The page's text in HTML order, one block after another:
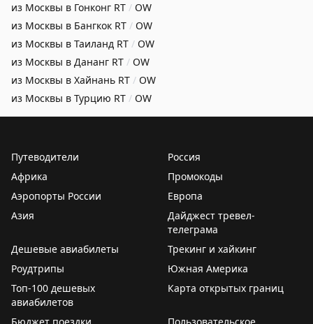
из Москвы в Гонконг RT / OW
из Москвы в Бангкок RT / OW
из Москвы в Таиланд RT / OW
из Москвы в Дананг RT / OW
из Москвы в Хайнань RT / OW
из Москвы в Турцию RT / OW
Путеводители
Россия
Африка
Промокоды
Аэропорты России
Европа
Азия
Дайджест тревел-
телеграма
Дешевые авиабилеты
Трекинг и хайкинг
Роудтрипы
Южная Америка
Топ-100 дешевых
авиабилетов
Карта открытых границ